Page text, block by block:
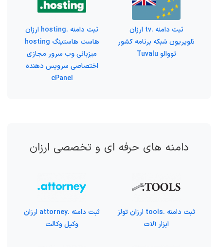
ثبت دامنه .tv ارزان
تلویریون شبکه برنامه کشور
تووالو Tuvalu
ثبت دامنه .hosting ارزان
هاست هاستینگ hosting
میزبانی وب سرور مجازی
اختصاصی سرویس دهنده
cPanel
دامنه های حرفه ای و تخصصی ارزان
ثبت دامنه .tools ارزان تولز
ابزار آلات
ثبت دامنه .attorney ارزان
وکیل وکالت